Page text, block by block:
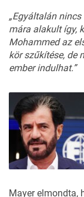
„Egyáltalán
mára alakult így,
Mohammed az
kör szűkítése, de
ember indulhat.”
Mayer elmondta,